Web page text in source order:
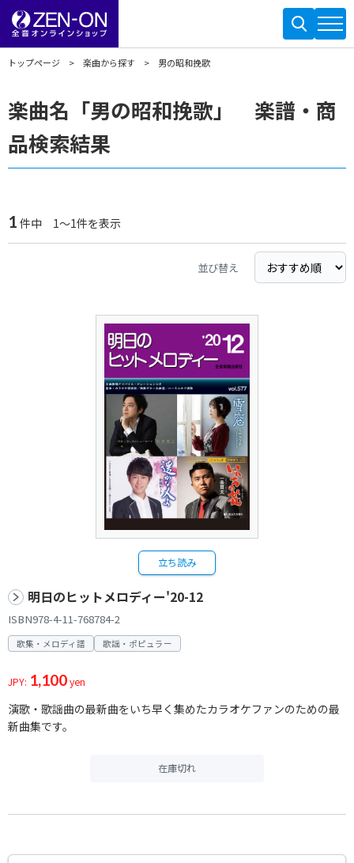
トップページ 楽曲から探す 男の昭和挽歌
楽曲名「男の昭和挽歌」 楽譜・商
品検索結果
1 件中 1～1件を表示
並び替え
立ち読み
明日のヒットメロディー'20-12
ISBN978-4-11-768784-2
歌集・メロディ譜 歌謡・ポピュラー
JPY: 1,100yen
演歌・歌謡曲の最新曲をいち早く集めたカラオケファンのための最
新曲集です。
在庫切れ